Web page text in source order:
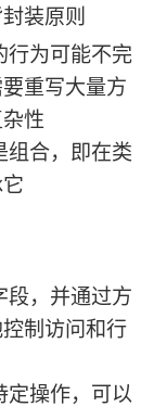
装原则
行为可能不完
重写大量方
性
组合，即在类
段，并通过方
制访问和行
定操作，可以